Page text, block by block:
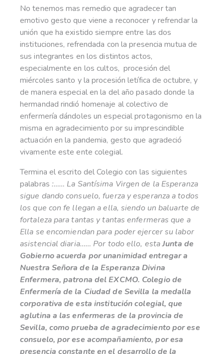
No tenemos mas remedio que agradecer tan
emotivo gesto que viene a reconocer y refrendar la
unión que ha existido siempre entre las dos
instituciones, refrendada con la presencia mutua de
sus integrantes en los distintos actos,
especialmente en los cultos, procesión del
miércoles santo y la procesión letífica de octubre, y
de manera especial en la del año pasado donde la
hermandad rindió homenaje al colectivo de
enfermería dándoles un especial protagonismo en la
misma en agradecimiento por su imprescindible
actuación en la pandemia, gesto que agradeció
vivamente este ente colegial.
Termina el escrito del Colegio con las siguientes
palabras :…… La Santísima Virgen de la Esperanza
sigue dando consuelo, fuerza y esperanza a todos
los que con fe llegan a ella, siendo un baluarte de
fortaleza para tantas y tantas enfermeras que a
Ella se encomiendan para poder ejercer su labor
asistencial diaria…… Por todo ello, estaJunta de
Gobierno acuerda por unanimidad entregar a
Nuestra Señora de la Esperanza Divina
Enfermera, patrona del EXCMO. Colegio de
Enfermería de la Ciudad de Sevilla la medalla
corporativa de esta institución colegial, que
aglutina a las enfermeras de la provincia de
Sevilla, como prueba de agradecimiento por ese
consuelo, por ese acompañamiento, por esa
presencia constante en el desarrollo de la